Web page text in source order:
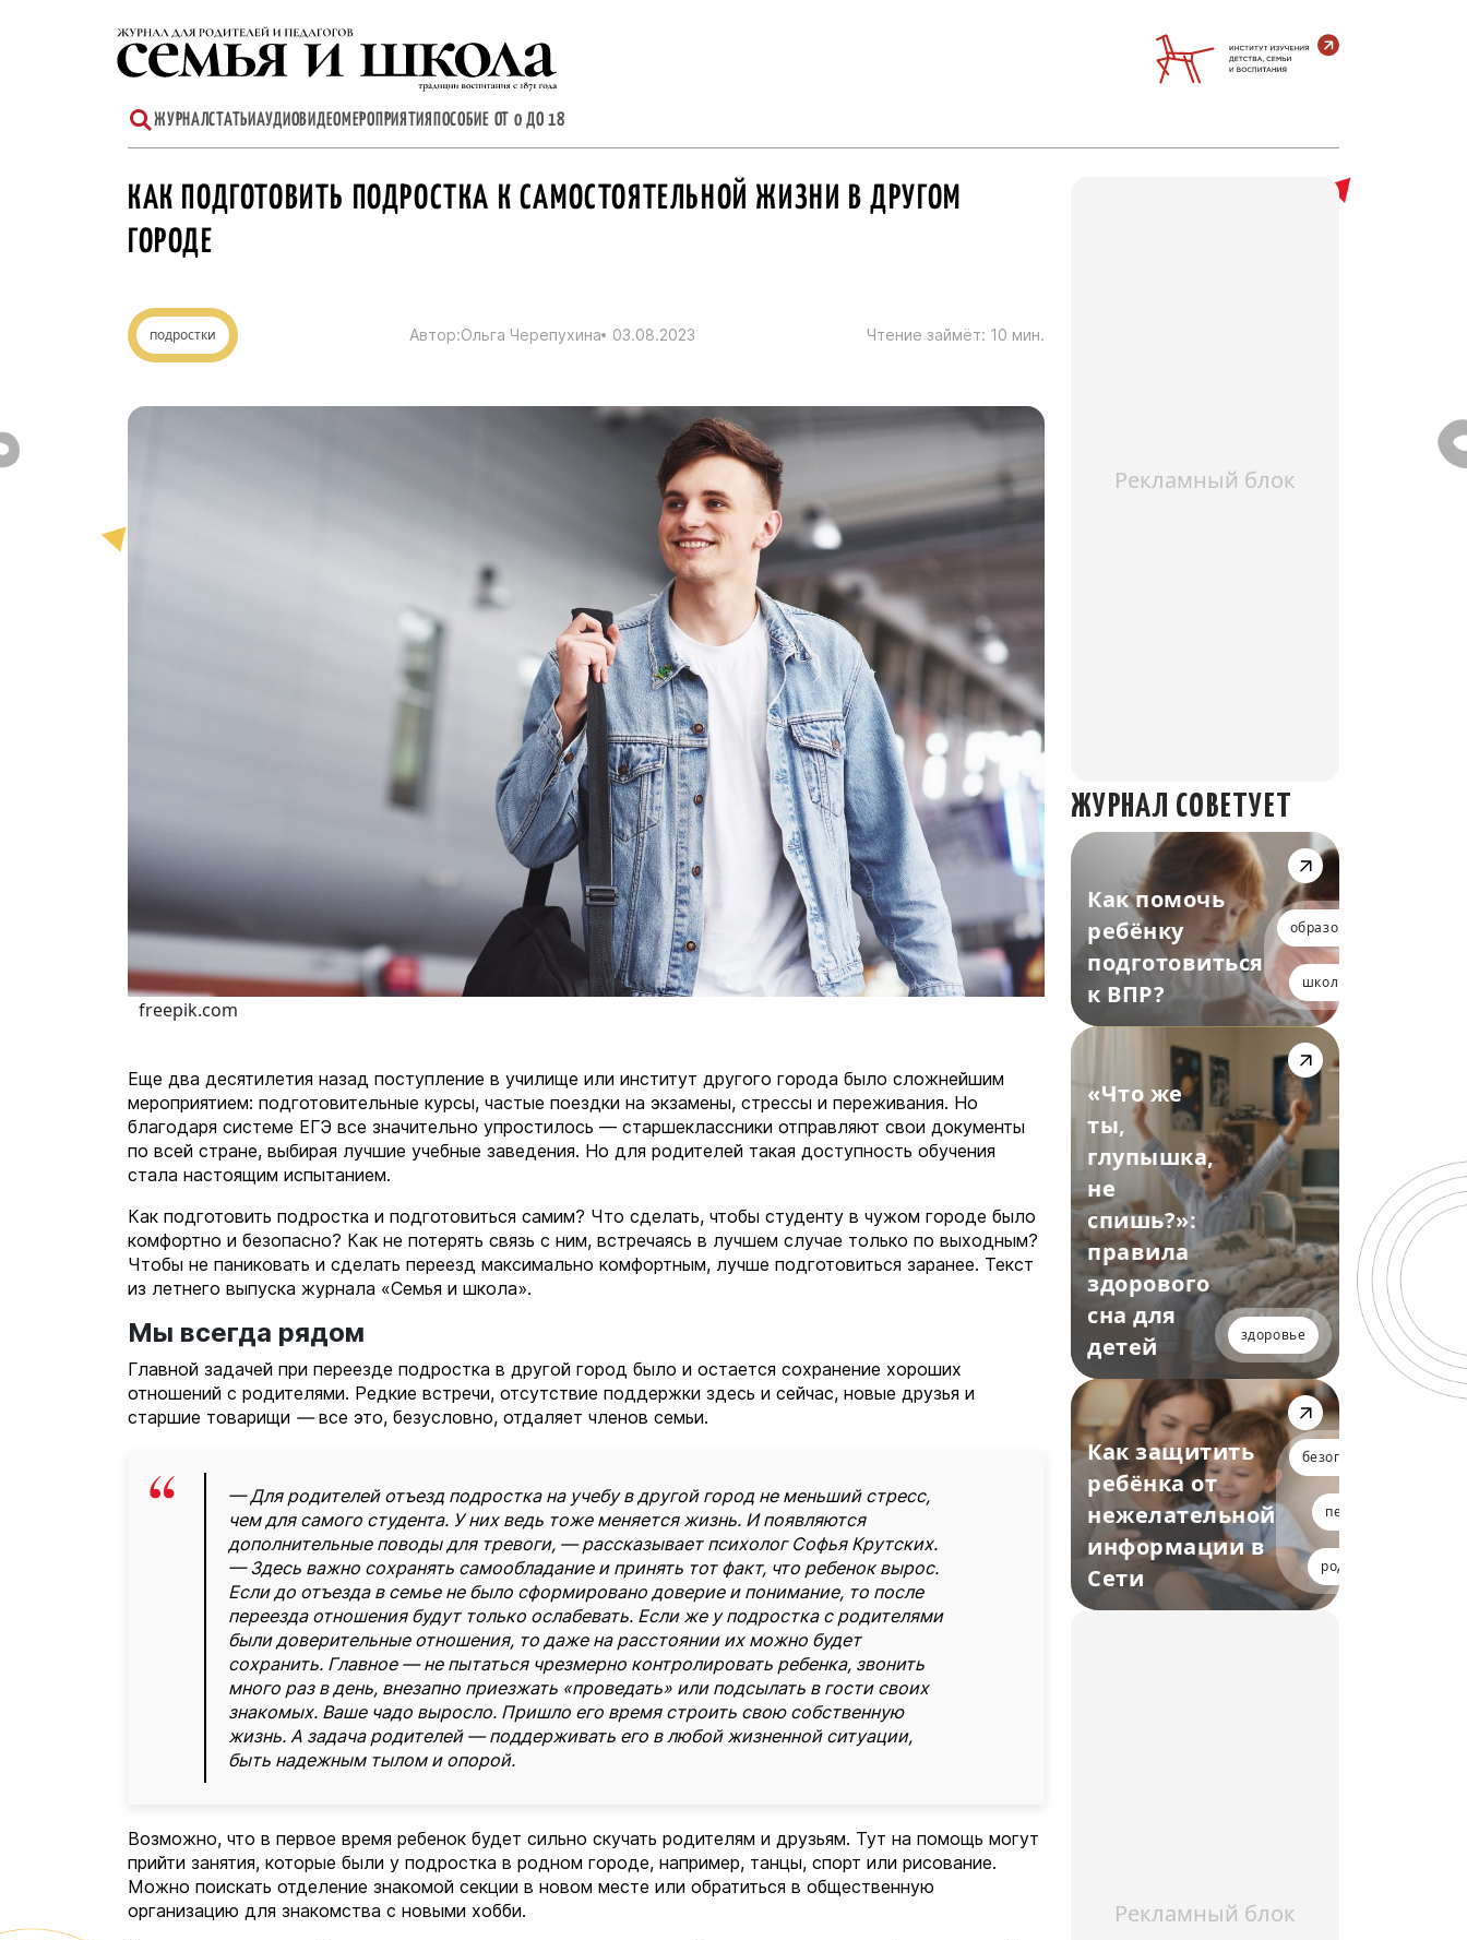
содержимому
ЖУРНАЛСТАТЬИАУДИОВИДЕОМЕРОПРИЯТИЯ ПОСОБИЕ ОТ 0 ДО 18
КАК ПОДГОТОВИТЬ ПОДРОСТКА К САМОСТОЯТЕЛЬНОЙ ЖИЗНИ В ДРУГОМ
ГОРОДЕ
подростки Автор:Ольга Черепухина 03.08.2023 Чтение займёт: 10 мин.
freepik.com
Еще два десятилетия назад поступление в училище или институт другого города было сложнейшим
мероприятием: подготовительные курсы, частые поездки на экзамены, стрессы и переживания. Но
благодаря системе ЕГЭ все значительно упростилось — старшеклассники отправляют свои документы
по всей стране, выбирая лучшие учебные заведения. Но для родителей такая доступность обучения
стала настоящим испытанием.
Как подготовить подростка и подготовиться самим? Что сделать, чтобы студенту в чужом городе было
комфортно и безопасно? Как не потерять связь с ним, встречаясь в лучшем случае только по выходным?
Чтобы не паниковать и сделать переезд максимально комфортным, лучше подготовиться заранее. Текст
из летнего выпуска журнала «Семья и школа».
Мы всегда рядом
Главной задачей при переезде подростка в другой город было и остается сохранение хороших
отношений с родителями. Редкие встречи, отсутствие поддержки здесь и сейчас, новые друзья и
старшие товарищи —все это, безусловно, отдаляет членов семьи.
— Для родителей отъезд подростка на учебу в другой город не меньший стресс,
чем для самого студента. У них ведь тоже меняется жизнь. И появляются
дополнительные поводы для тревоги, — рассказывает психолог Софья Крутских.
— Здесь важно сохранять самообладание и принять тот факт, что ребенок вырос.
Если до отъезда в семье не было сформировано доверие и понимание, то после
переезда отношения будут только ослабевать. Если же у подростка с родителями
были доверительные отношения, то даже на расстоянии их можно будет
сохранить. Главное — не пытаться чрезмерно контролировать ребенка, звонить
много раз в день, внезапно приезжать «проведать» или подсылать в гости своих
знакомых. Ваше чадо выросло. Пришло его время строить свою собственную
жизнь. А задача родителей — поддерживать его в любой жизненной ситуации,
быть надежным тылом и опорой.
Возможно, что в первое время ребенок будет сильно скучать родителям и друзьям. Тут на помощь могут
прийти занятия, которые были у подростка в родном городе, например, танцы, спорт или рисование.
Можно поискать отделение знакомой секции в новом месте или обратиться в общественную
организацию для знакомства с новыми хобби.
Рекламный блок
ЖУРНАЛ СОВЕТУЕТ
Как помочь
ребёнку
подготовиться
к ВПР?
образование
школьники
«Что же
ты,
глупышка,
не
спишь?»:
правила
здорового
сна для
детей
здоровье
Как защитить
ребёнка от
нежелательной
информации в
Сети
безопасность
педагогам
родителям
Рекламный блок